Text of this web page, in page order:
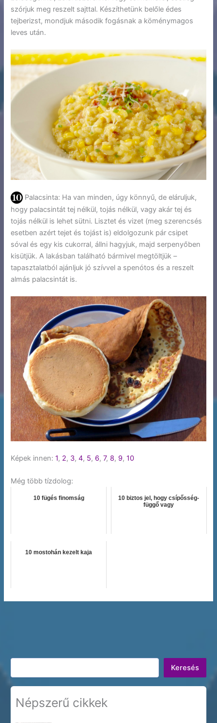
szórjuk meg reszelt sajttal. Készíthetünk belőle édes
tejberizst, mondjuk második fogásnak a köménymagos
leves után.
Palacsinta: Ha van minden, úgy könnyű, de eláruljuk,
hogy palacsintát tej nélkül, tojás nélkül, vagy akár tej és
tojás nélkül is lehet sütni. Lisztet és vizet (meg szerencsés
esetben azért tejet és tojást is) eldolgozunk pár csipet
sóval és egy kis cukorral, állni hagyjuk, majd serpenyőben
kisütjük. A lakásban található bármivel megtöltjük –
tapasztalatból ajánljuk jó szívvel a spenótos és a reszelt
almás palacsintát is.
Képek innen:1, 2, 3,4, 5, 6,7, 8, 9,10
Még több tízdolog:
10 fügés finomság
10 biztos jel, hogy csípősség-
függő vagy
10 mostohán kezelt kaja
Keresés
Keresés
Népszerű cikkek